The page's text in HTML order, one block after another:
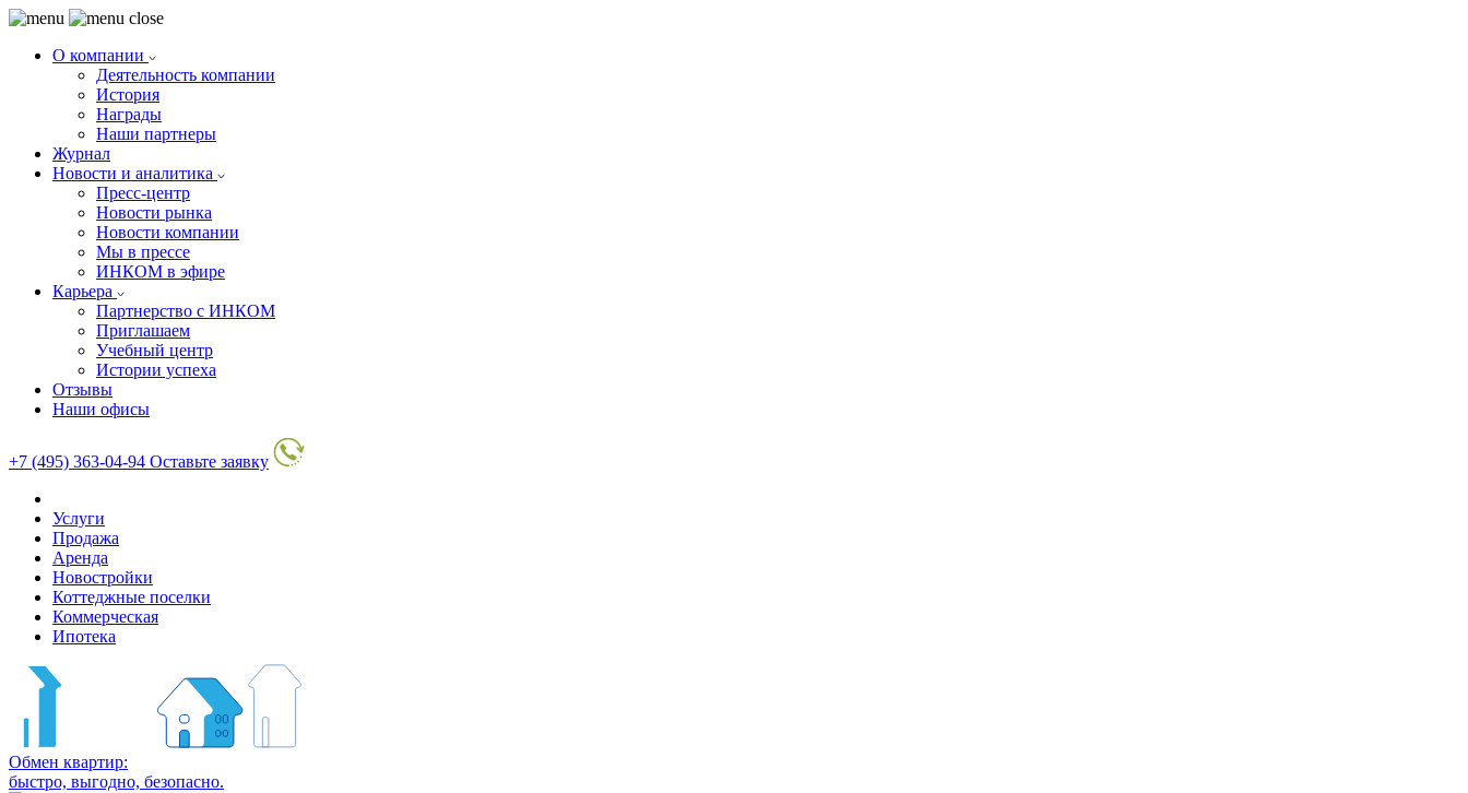
О компании
Деятельность компании
История
Награды
Наши партнеры
Журнал
Новости и аналитика
Пресс-центр
Новости рынка
Новости компании
Мы в прессе
ИНКОМ в эфире
Карьера
Партнерство с ИНКОМ
Приглашаем
Учебный центр
Истории успеха
Отзывы
Наши офисы
+7 (495) 363-04-94 Оставьте заявку
Услуги
Продажа
Аренда
Новостройки
Коттеджные поселки
Коммерческая
Ипотека
Обмен квартир:
быстро, выгодно, безопасно.